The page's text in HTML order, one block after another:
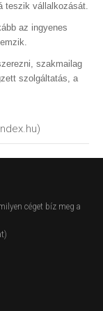
teszik vállalkozását.
az ingyenes
szakmailag
szolgáltatás, a
céget bíz meg a